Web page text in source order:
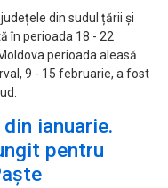
din sudul țării și
în perioada 18 - 22
perioada aleasă
9 - 15 februarie, a fost
ianuarie.
pentru